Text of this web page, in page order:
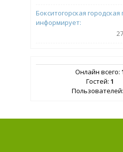
Бокситогорская
информирует:
Онлайн всего:
Гостей: 1
Пользователей: